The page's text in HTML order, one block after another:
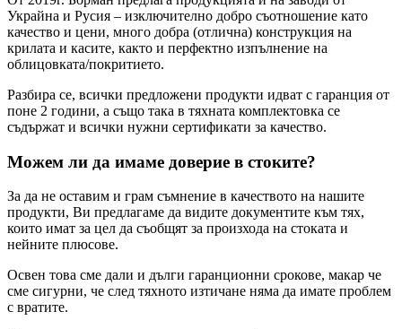
Украйна и Русия – изключително добро съотношение като
качество и цени, много добра (отлична) конструкция на
крилата и касите, както и перфектно изпълнение на
облицовката/покритието.
Разбира се, всички предложени продукти идват с гаранция от
поне 2 години, а също така в тяхната комплектовка се
съдържат и всички нужни сертификати за качество.
Можем ли да имаме доверие в стоките?
За да не оставим и грам съмнение в качеството на нашите
продукти, Ви предлагаме да видите документите към тях,
които имат за цел да съобщят за произхода на стоката и
нейните плюсове.
Освен това сме дали и дълги гаранционни срокове, макар че
сме сигурни, че след тяхното изтичане няма да имате проблем
с вратите.